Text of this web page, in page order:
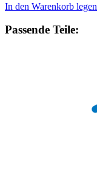
In den Warenkorb legen
Passende Teile: